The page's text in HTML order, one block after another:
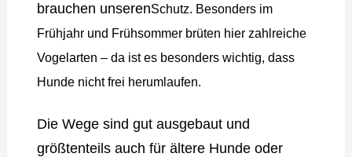
brauchen unserenSchutz. Besonders im
Frühjahr und Frühsommer brüten hier zahlreiche
Vogelarten – da ist es besonders wichtig, dass
Hunde nicht frei herumlaufen.
Die Wege sind gut ausgebaut und
größtenteils auch für ältere Hunde oder